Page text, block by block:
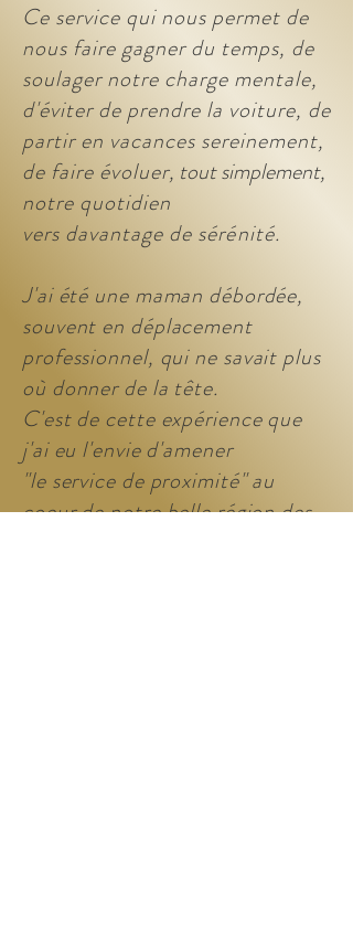
Ce service qui nous permet de
nous faire gagner du temps, de
soulager notre charge mentale,
d'éviter de prendre la voiture, de
partir en vacances sereinement,
de faire évoluer, tout simplement,
notre quotidien
vers davantage de sérénité.
J'ai été une maman débordée,
souvent en déplacement
professionnel, qui ne savait plus
où donner de la tête.
C'est de cette expérience que
j'ai eu l'envied'amener
"leservice de proximité" au
coeur de notre belle région des